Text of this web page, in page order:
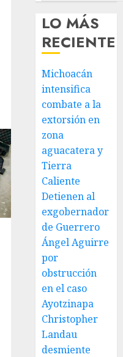
LO MÁS
RECIENTE
Michoacán
intensifica
combate a la
extorsión en
zona
aguacatera y
Tierra
Caliente
Detienen al
exgobernador
de Guerrero
Ángel Aguirre
por
obstrucción
en el caso
Ayotzinapa
Christopher
Landau
desmiente